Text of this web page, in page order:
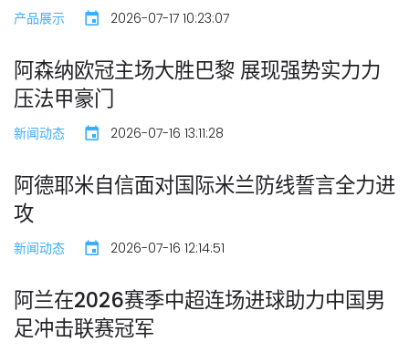
产品展示 2026-07-17 10:23:07
阿森纳欧冠主场大胜巴黎 展现强势实力力
压法甲豪门
新闻动态 2026-07-16 13:11:28
阿德耶米自信面对国际米兰防线誓言全力进
攻
新闻动态 2026-07-16 12:14:51
阿兰在2026赛季中超连场进球助力中国男
足冲击联赛冠军